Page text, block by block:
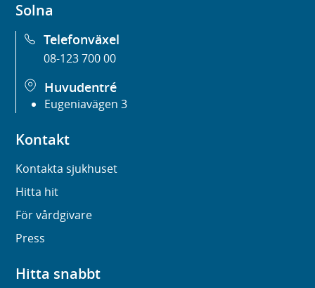
Solna
Telefonväxel
08-123 700 00
Huvudentré
Eugeniavägen 3
Kontakt
Kontakta sjukhuset
Hitta hit
För vårdgivare
Press
Hitta snabbt